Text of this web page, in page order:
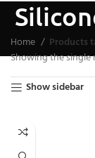
Home
Products
Showing the single
Show sidebar